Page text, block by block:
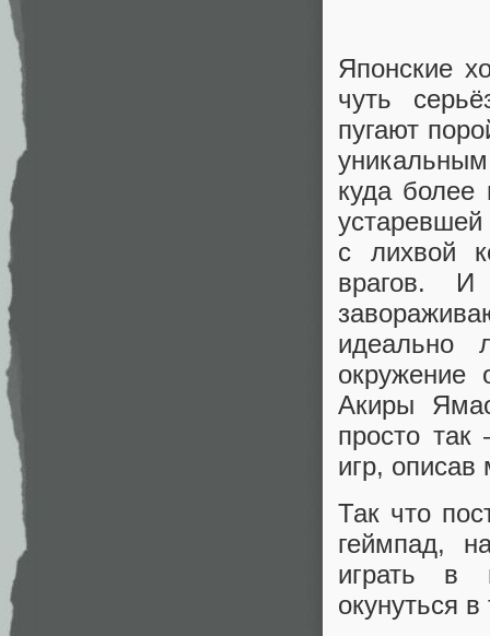
Японские
чуть
пугают
куда более
с лихвой
врагов. И
идеально
окружение
Акиры
просто так
игр,
Так что
геймпад,
играть в
окунуться